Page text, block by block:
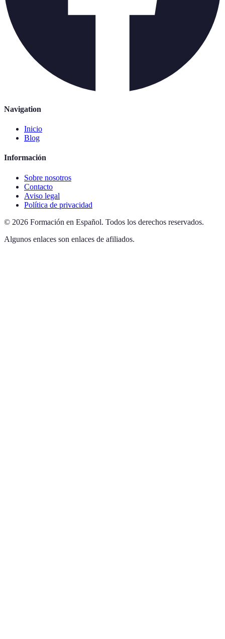
Navigation
Inicio
Blog
Información
Sobre nosotros
Contacto
Aviso legal
Política de privacidad
© 2026 Formación en Español. Todos los derechos reservados.
Algunos enlaces son enlaces de afiliados.